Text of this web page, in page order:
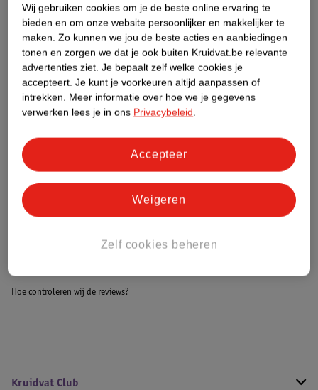
Etiketinformatie
Nature Impact Score
Dit product heeft (nog) geen Nature
Impact Score.
Meer informatie
Bestel & Bezorginformatie
Hoe controleren wij de reviews?
Kruidvat Club
Wij gebruiken cookies om je de beste online ervaring te
bieden en om onze website persoonlijker en makkelijker te
maken. Zo kunnen we jou de beste acties en aanbiedingen
tonen en zorgen we dat je ook buiten Kruidvat.be relevante
advertenties ziet. Je bepaalt zelf welke cookies je
accepteert. Je kunt je voorkeuren altijd aanpassen of
intrekken. Meer informatie over hoe we je gegevens
verwerken lees je in ons Privacybeleid.
Zelf cookies beheren
Weigeren
Accepteer